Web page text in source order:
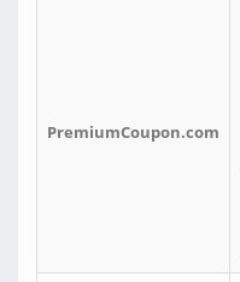
PremiumCoupon.com